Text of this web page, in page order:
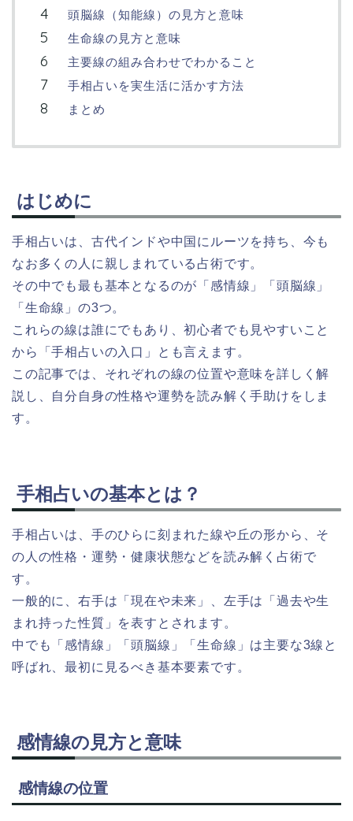
頭脳線（知能線）の見方と意味
生命線の見方と意味
主要線の組み合わせでわかること
手相占いを実生活に活かす方法
まとめ
はじめに
手相占いは、古代インドや中国にルーツを持ち、今も
なお多くの人に親しまれている占術です。
その中でも最も基本となるのが「感情線」「頭脳線」
「生命線」の3つ。
これらの線は誰にでもあり、初心者でも見やすいこと
から「手相占いの入口」とも言えます。
この記事では、それぞれの線の位置や意味を詳しく解
説し、自分自身の性格や運勢を読み解く手助けをしま
す。
手相占いの基本とは？
手相占いは、手のひらに刻まれた線や丘の形から、そ
の人の性格・運勢・健康状態などを読み解く占術で
す。
一般的に、右手は「現在や未来」、左手は「過去や生
まれ持った性質」を表すとされます。
中でも「感情線」「頭脳線」「生命線」は主要な3線と
呼ばれ、最初に見るべき基本要素です。
感情線の見方と意味
感情線の位置